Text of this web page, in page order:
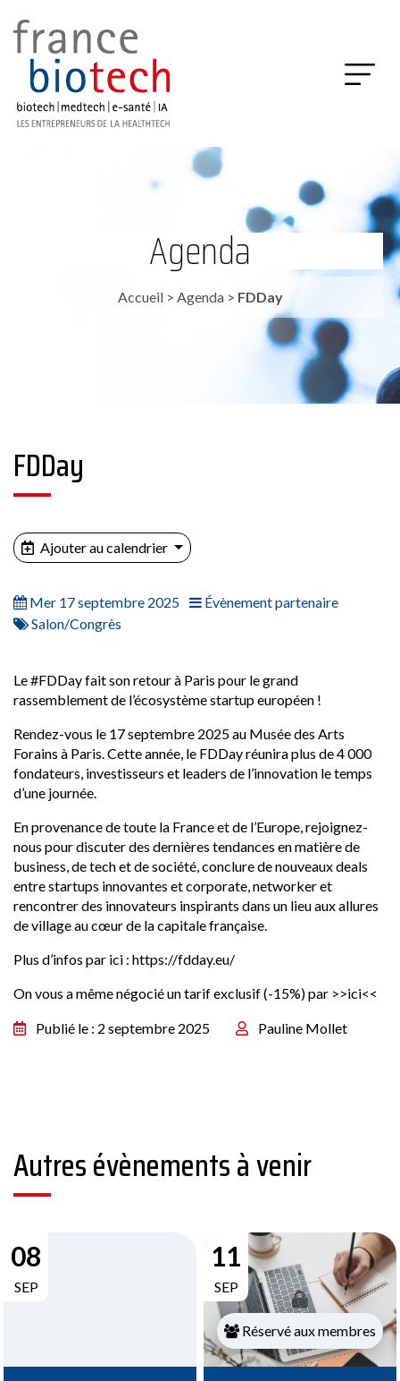
Agenda
Accueil> Agenda> FDDay
FDDay
Ajouter au calendrier
Mer 17 septembre 2025
Évènement partenaire
Salon/Congrès
Le #FDDay fait son retour à Paris pour le grand
rassemblement de l’écosystème startup européen !
Rendez-vous le 17 septembre 2025 au Musée des Arts
Forains à Paris. Cette année, le FDDay réunira plus de 4 000
fondateurs, investisseurs et leaders de l’innovation le temps
d’une journée.
En provenance de toute la France et de l’Europe, rejoignez-
nous pour discuter des dernières tendances en matière de
business, de tech et de société, conclure de nouveaux deals
entre startups innovantes et corporate, networker et
rencontrer des innovateurs inspirants dans un lieu aux allures
de village au cœur de la capitale française.
Plus d’infos par ici : https://fdday.eu/
On vous a même négocié un tarif exclusif (-15%) par >>ici<<
Publié le : 2 septembre 2025 Pauline Mollet
Autres évènements à venir
08
SEP
11
SEP
Réservé aux membres